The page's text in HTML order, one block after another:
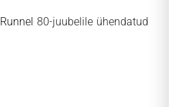
Runnel 80-juubelile ühendatud